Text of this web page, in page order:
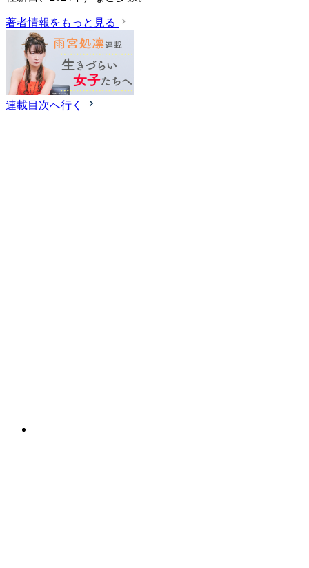
著者情報をもっと見る
連載目次へ行く